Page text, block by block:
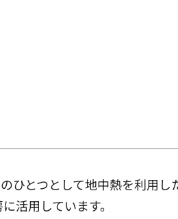
ひとつとして地中熱を利用
活用しています。